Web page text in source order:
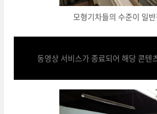
모형기차들의 수준이 일
동영상 서비스가 종료되어 해당 콘텐